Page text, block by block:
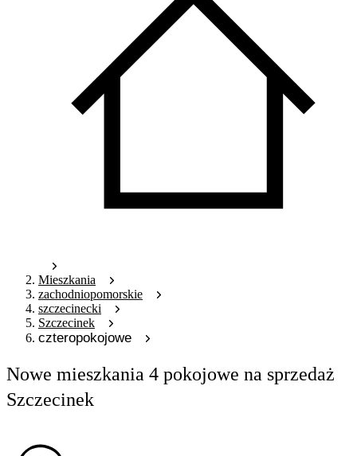
Mieszkania
zachodniopomorskie
szczecinecki
Szczecinek
czteropokojowe
Nowe mieszkania 4 pokojowe na sprzedaż
Szczecinek